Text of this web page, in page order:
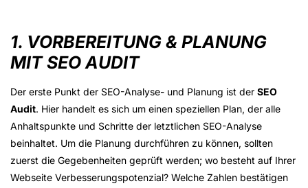
1. VORBEREITUNG & PLANUNG
MIT SEO AUDIT
Der erste Punkt der SEO-Analyse- und Planung ist der SEO
Audit. Hier handelt es sich um einen speziellen Plan, der alle
Anhaltspunkte und Schritte der letztlichen SEO-Analyse
beinhaltet. Um die Planung durchführen zu können, sollten
zuerst die Gegebenheiten geprüft werden; wo besteht auf Ihrer
Webseite Verbesserungspotenzial? Welche Zahlen bestätigen